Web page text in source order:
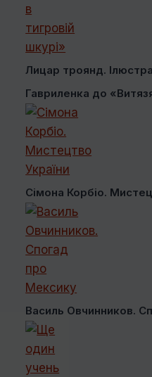
Лицар троянд.
Гавриленка до
Сімона Корбіо.
Василь Овчинников.